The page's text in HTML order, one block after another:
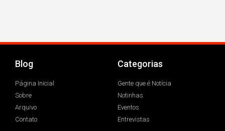
Blog
Página Inicial
Sobre
Arquivo
Contato
Categorias
Gente que é Notícia
Notinhas
Eventos
Entrevistas